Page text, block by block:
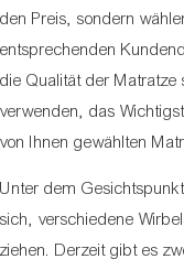
den Preis, sondern
entsprechenden
die Qualität der
verwenden, das
von Ihnen gewählten
Unter dem
sich, verschiedene
ziehen. Derzeit gibt es